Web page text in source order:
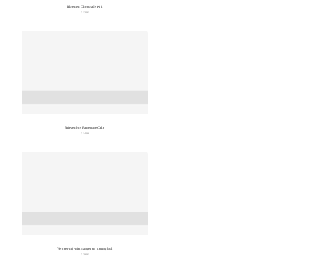
Bloemen Chocolade Wit
€ 13,95
Brievenbus Panettone Cake
€ 14,99
Vergeet-mij-niet hanger en ketting bol
€ 39,95